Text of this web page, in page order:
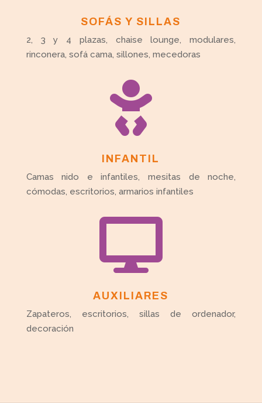
SOFÁS Y SILLAS
2, 3 y 4 plazas, chaise lounge, modulares,
rinconera, sofá cama, sillones, mecedoras

INFANTIL
Camas nido e infantiles, mesitas de noche,
cómodas, escritorios, armarios infantiles

AUXILIARES
Zapateros, escritorios, sillas de ordenador,
decoración